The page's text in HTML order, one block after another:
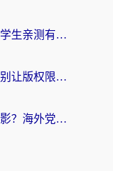
在国外如何看腾讯视频？留学生亲测有效的回国加速方案
在国外怎么听国内的音乐？别让版权限制断了你的华语歌单
怎么在国外看腾讯视频的电影？海外党亲测有效的回国加速指南